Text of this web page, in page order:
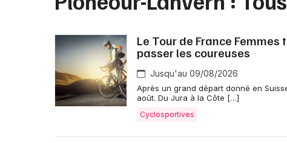
Le Tour de France
passer les coureuses
Jusqu'au 09/08/2026
Après un grand départ donné en
août. Du Jura à la Côte […]
Cyclosportives